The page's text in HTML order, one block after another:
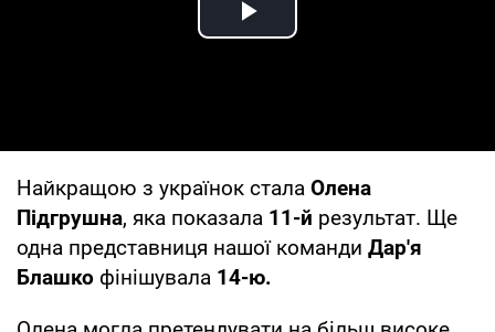
Play Video
Найкращою з українок стала Олена
Підгрушна, яка показала 11-й результат. Ще
одна представниця нашої команди Дар'я
Блашко фінішувала 14-ю.